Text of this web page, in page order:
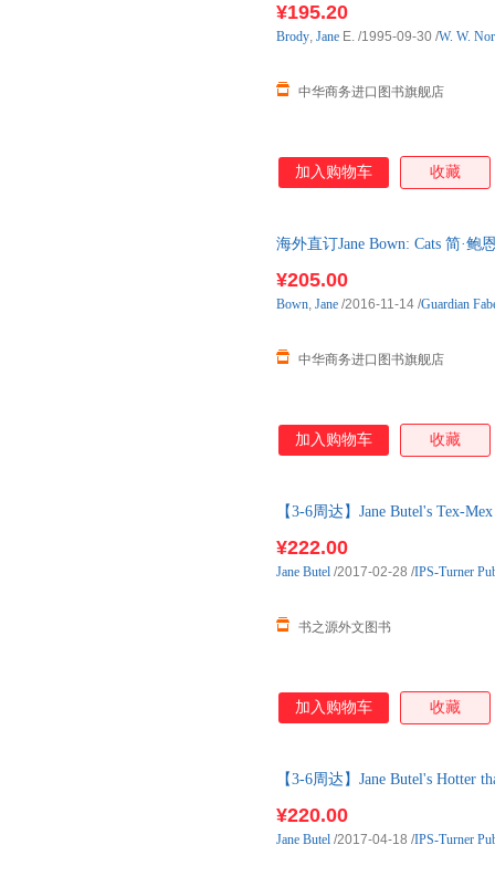
¥195.20
中华商务进口图书旗舰店
Brody, Jane E. /1995-09-30 /W. W.
加入购物车 收藏
海外直订Jane Bown: Cats 简·鲍
¥205.00
中华商务进口图书旗舰店
Bown, Jane /2016-11-14 /Guardian
加入购物车 收藏
【3-6周达】Jane Butel's Tex-
¥222.00
书之源外文图书
Jane Butel /2017-02-28 /IPS-Turner
加入购物车 收藏
【3-6周达】Jane Butel's Hotter
¥220.00
Jane Butel /2017-04-18 /IPS-Turner